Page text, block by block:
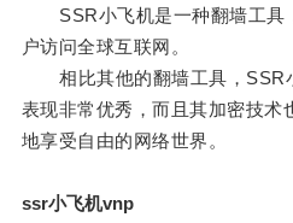
SSR小飞机是一种翻墙工具
户访问全球互联网。
相比其他的翻墙工具，SSR
表现非常优秀，而且其加密技术
地享受自由的网络世界。
ssr小飞机vnp